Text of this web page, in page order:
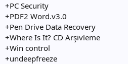
+PC Security
+PDF2 Word.v3.0
+Pen Drive Data Recovery
+Where Is It? CD Arşivleme
+Win control
+undeepfreeze